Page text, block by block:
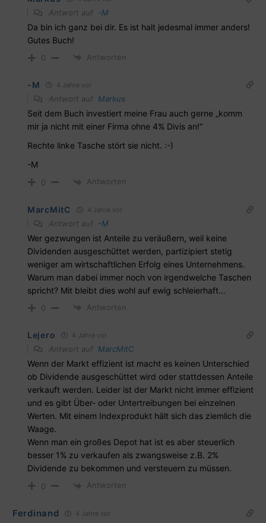
Antwort auf -M
Da bin ich ganz bei dir. Es ist halt jedesmal immer anders!
Gutes Buch!
0 Antworten
-M 4 Jahre vor
Antwort auf Markus
Seit dem Buch investiert meine Frau auch gerne „komm
mir ja nicht mit einer Firma ohne 4% Divis an!“
Rechte linke Tasche stört sie nicht. :-)
-M
0 Antworten
MarcMitC 4 Jahre vor
Antwort auf -M
Wer gezwungen ist Anteile zu veräußern, weil keine
Dividenden ausgeschüttet werden, partizipiert stetig
weniger am wirtschaftlichen Erfolg eines Unternehmens.
Warum man dabei immer noch von irgendwelche Taschen
spricht? Mit bleibt dies wohl auf ewig schleierhaft…
0 Antworten
Lejero 4 Jahre vor
Antwort auf MarcMitC
Wenn der Markt effizient ist macht es keinen Unterschied
ob Dividende ausgeschüttet wird oder stattdessen Anteile
verkauft werden. Leider ist der Markt nicht immer effizient
und es gibt Über- oder Untertreibungen bei einzelnen
Werten. Mit einem Indexprodukt hält sich das ziemlich die
Waage.
Wenn man ein großes Depot hat ist es aber steuerlich
besser 1% zu verkaufen als zwangsweise z.B. 2%
Dividende zu bekommen und versteuern zu müssen.
0 Antworten
Ferdinand 4 Jahre vor